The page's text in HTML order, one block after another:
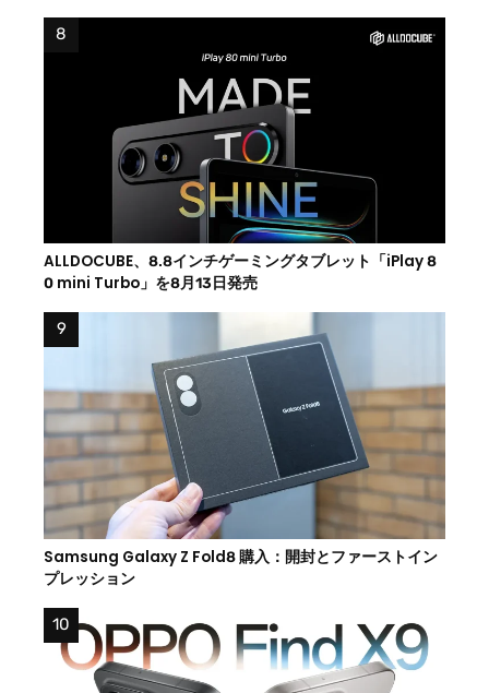
ALLDOCUBE、8.8インチゲーミングタブレット「iPlay 8
0 mini Turbo」を8月13日発売
Samsung Galaxy Z Fold8 購入：開封とファーストイン
プレッション